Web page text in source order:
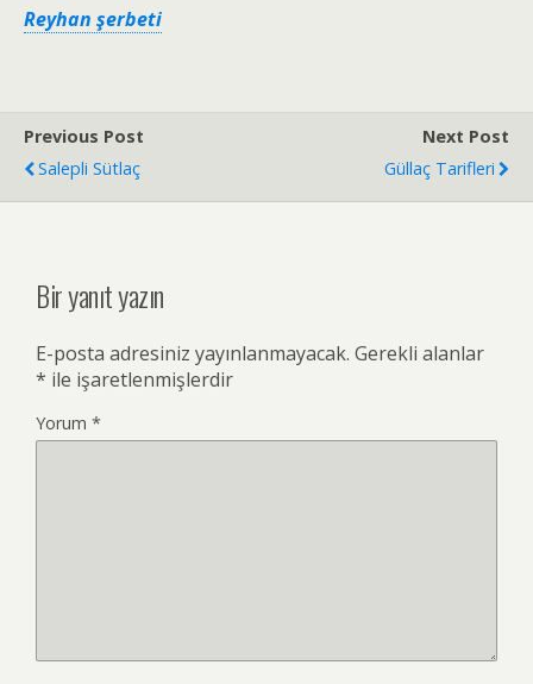
Reyhan şerbeti
Previous Post
Salepli Sütlaç
Next Post
Güllaç Tarifleri
Bir yanıt yazın
E-posta adresiniz yayınlanmayacak. Gerekli alanlar
* ile işaretlenmişlerdir
Yorum *